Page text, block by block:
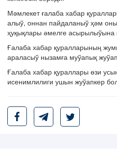
Мәмлекет ғалаба хабар
алыў, оннан пайдаланыў ҳәм оны
ҳуқықлары әмелге асырылыўына
Ғалаба хабар қуралларының
араласыў нызамға муўапық
Ғалаба хабар қураллары өзи
исенимлилиги ушын жуўапкер